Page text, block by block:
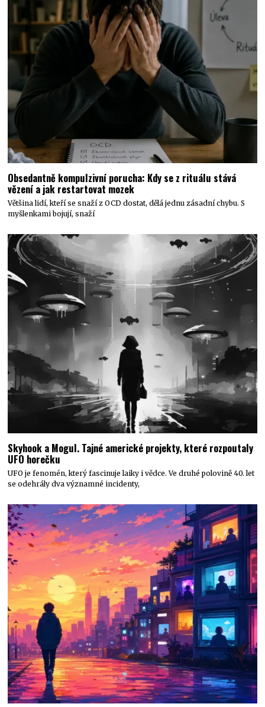
Obsedantně kompulzivní porucha: Kdy se z rituálu stává
vězení a jak restartovat mozek
Většina lidí, kteří se snaží z OCD dostat, dělá jednu zásadní chybu. S
myšlenkami bojují, snaží
Skyhook a Mogul. Tajné americké projekty, které rozpoutaly
UFO horečku
UFO je fenomén, který fascinuje laiky i vědce. Ve druhé polovině 40. let
se odehrály dva významné incidenty,